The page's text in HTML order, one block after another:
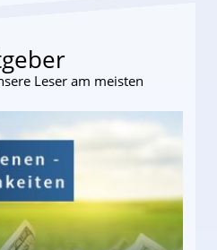
Leser am meisten